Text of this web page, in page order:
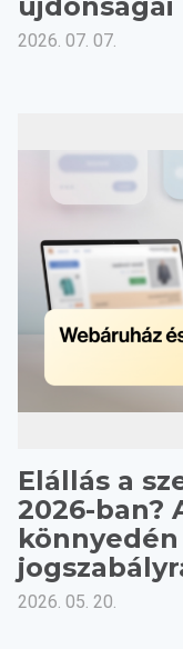
2026. 07. 07.
Elállás a
2026-ban?
2026. 05. 20.